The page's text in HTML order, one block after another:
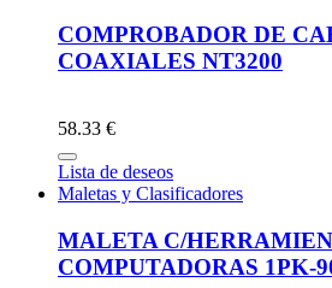
COMPROBADOR DE
COAXIALES NT3200
58.33 €
Lista de deseos
Maletas y Clasificadores
MALETA C/
COMPUTADORAS 1PK-